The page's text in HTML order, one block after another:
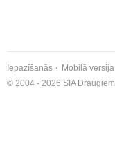
Iepazīšanās Mobilā versija
© 2004 - 2026 SIA Draugiem